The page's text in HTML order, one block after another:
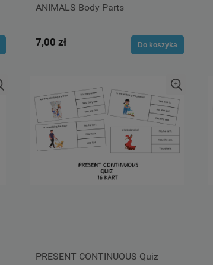
ANIMALS Body Parts
7,00 zł Do koszyka
PRESENT CONTINUOUS Quiz